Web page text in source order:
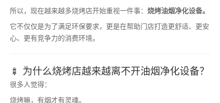
所以，现在越来越多烧烤店开始重视一件事： 烧烤油烟净化设备。
它不仅仅是为了满足环保要求，更是在帮助门店打造更舒适、更安
心、更有竞争力的消费环境。
🍢 为什么烧烤店越来越离不开油烟净化设备？
很多人觉得：
烧烤嘛，有烟才有灵魂。